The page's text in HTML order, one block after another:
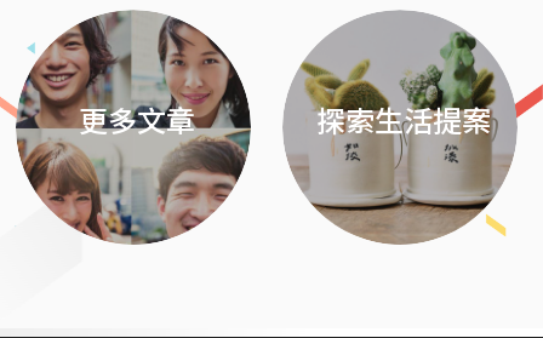
更多文章 探索生活提案